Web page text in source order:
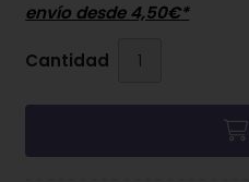
envío desde4,50€*
Cantidad